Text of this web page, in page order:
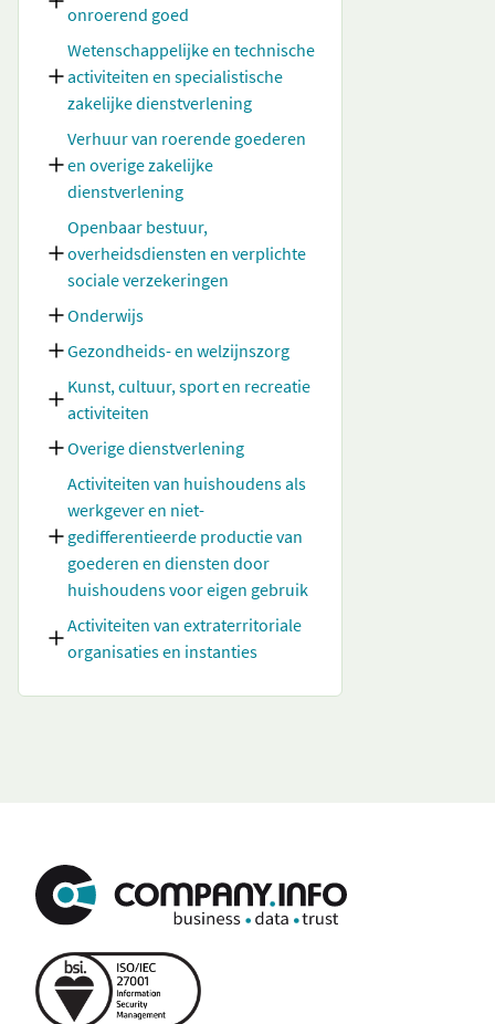
onroerend goed
Wetenschappelijke en technische
activiteiten en specialistische
zakelijke dienstverlening
Verhuur van roerende goederen
en overige zakelijke
dienstverlening
Openbaar bestuur,
overheidsdiensten en verplichte
sociale verzekeringen
Onderwijs
Gezondheids- en welzijnszorg
Kunst, cultuur, sport en recreatie
activiteiten
Overige dienstverlening
Activiteiten van huishoudens als
werkgever en niet-
gedifferentieerde productie van
goederen en diensten door
huishoudens voor eigen gebruik
Activiteiten van extraterritoriale
organisaties en instanties